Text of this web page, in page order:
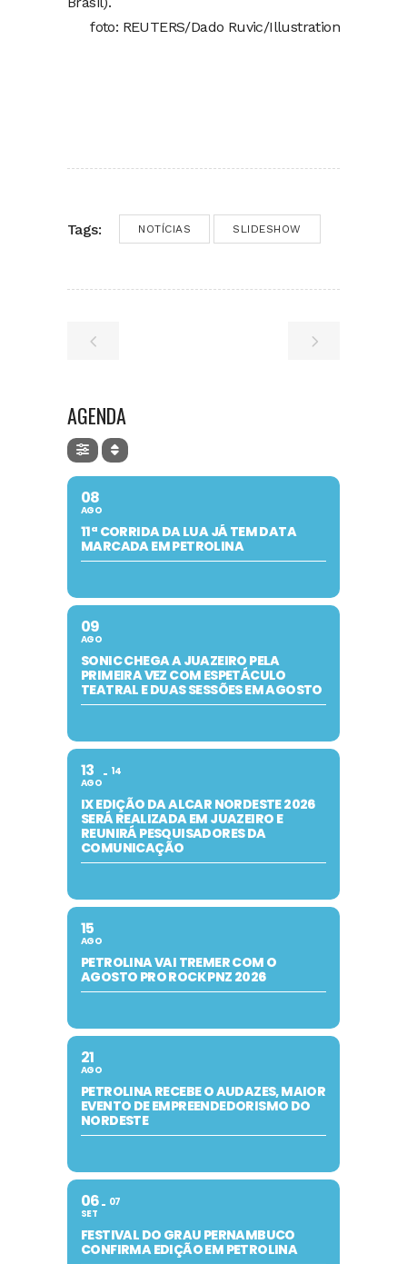
foto: REUTERS/Dado Ruvic/Illustration
Tags: NOTÍCIAS SLIDESHOW
AGENDA
08
AGO
11ª CORRIDA DA LUA JÁ TEM DATA
MARCADA EM PETROLINA
09
AGO
SONIC CHEGA A JUAZEIRO PELA
PRIMEIRA VEZ COM ESPETÁCULO
TEATRAL E DUAS SESSÕES EM AGOSTO
13
AGO
14
IX EDIÇÃO DA ALCAR NORDESTE 2026
SERÁ REALIZADA EM JUAZEIRO E
REUNIRÁ PESQUISADORES DA
COMUNICAÇÃO
15
AGO
PETROLINA VAI TREMER COM O
AGOSTO PRO ROCK PNZ 2026
21
AGO
PETROLINA RECEBE O AUDAZES, MAIOR
EVENTO DE EMPREENDEDORISMO DO
NORDESTE
06
SET
07
FESTIVAL DO GRAU PERNAMBUCO
CONFIRMA EDIÇÃO EM PETROLINA